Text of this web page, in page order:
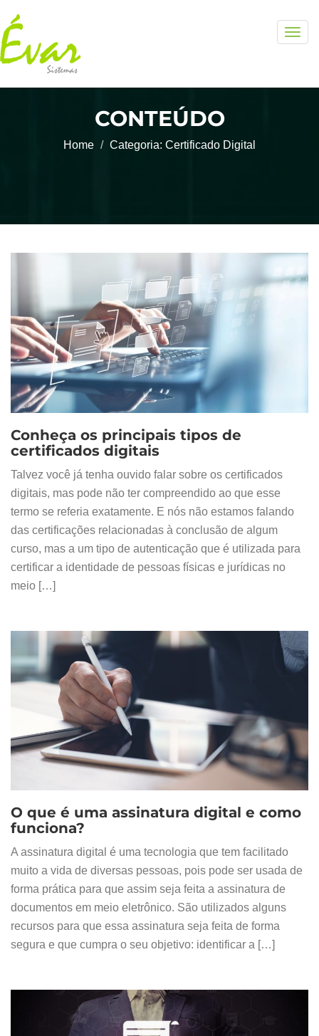
CONTEÚDO
Home Categoria: Certificado Digital
Conheça os principais tipos de
certificados digitais
Talvez você já tenha ouvido falar sobre os certificados
digitais, mas pode não ter compreendido ao que esse
termo se referia exatamente. E nós não estamos falando
das certificações relacionadas à conclusão de algum
curso, mas a um tipo de autenticação que é utilizada para
certificar a identidade de pessoas físicas e jurídicas no
meio […]
O que é uma assinatura digital e como
funciona?
A assinatura digital é uma tecnologia que tem facilitado
muito a vida de diversas pessoas, pois pode ser usada de
forma prática para que assim seja feita a assinatura de
documentos em meio eletrônico. São utilizados alguns
recursos para que essa assinatura seja feita de forma
segura e que cumpra o seu objetivo: identificar a […]